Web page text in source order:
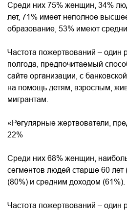
Среди них 75% женщин, 34%
лет, 71% имеет неполное
образование, 53% имеют
Частота пожертвований – один
полгода, предпочитаемый
сайте организации, с
на помощь детям, взрослым,
мигрантам.
«Регулярные жертвователи,
22%
Среди них 68% женщин,
сегментов людей старше 60 лет
(80%) и средним доходом (61%).
Частота пожертвований – один